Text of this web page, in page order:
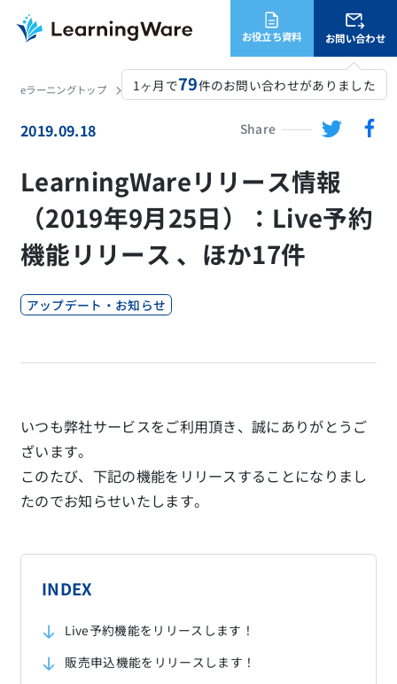
お役立ち資料 お問い合わせ
1ヶ月で79件のお問い合わせがありました
eラーニングトップ LearningWare ニュース LearningWareリリース情報（2019年9月25日）：Live予約機能リリース 、ほか17件
Share
2019.09.18
LearningWareリリース情報
（2019年9月25日）：Live予約
機能リリース 、ほか17件
アップデート・お知らせ
いつも弊社サービスをご利用頂き、誠にありがとうご
ざいます。
このたび、下記の機能をリリースすることになりまし
たのでお知らせいたします。
INDEX
Live予約機能をリリースします！
販売申込機能をリリースします！